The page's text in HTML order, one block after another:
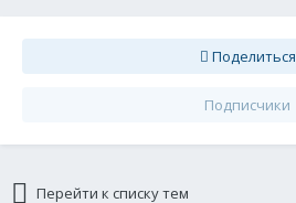
Поделиться
Подписчики
Перейти к списку тем